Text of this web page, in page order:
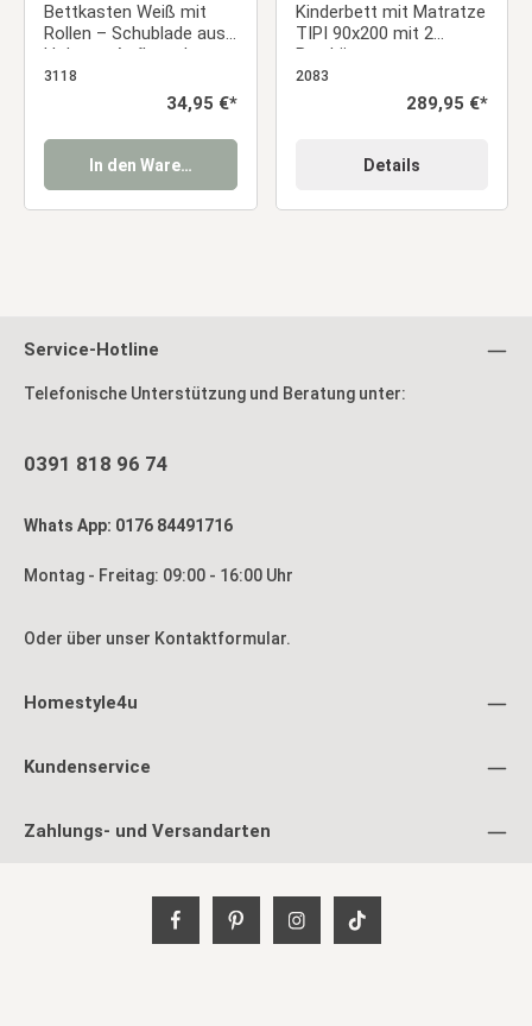
Bettkasten Weiß mit
Rollen – Schublade aus
Holz zur Aufbewahrung
3118
Regulärer Preis:
34,95 €*
In den Warenkorb
Kinderbett mit Matratze
TIPI 90x200 mit 2
Bettkästen grau
Holzbett Indianer Bett
Hausbett Spielbett
2083
Regulärer Preis:
289,95 €*
Details
Service-Hotline
Telefonische Unterstützung und Beratung unter:
0391 818 96 74
Whats App: 0176 84491716
Montag - Freitag: 09:00 - 16:00 Uhr
Oder über unser Kontaktformular.
Homestyle4u
Kundenservice
Zahlungs- und Versandarten